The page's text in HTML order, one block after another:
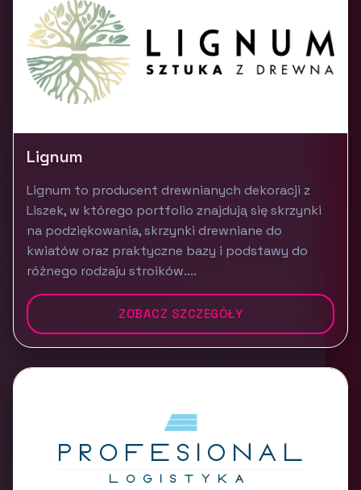
Lignum
Lignum to producent drewnianych dekoracji z
Liszek, w którego portfolio znajdują się skrzynki
na podziękowania, skrzynki drewniane do
kwiatów oraz praktyczne bazy i podstawy do
różnego rodzaju stroików....
ZOBACZ SZCZEGÓŁY